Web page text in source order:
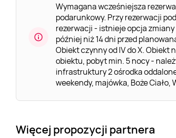
Wymagana wcześniejsza
podarunkowy. Przy rezerwacji
rezerwacji - istnieje opcja
później niż 14 dni przed
Obiekt czynny od IV do X. Obiekt
obiektu, pobyt min. 5 nocy -
infrastruktury 2 ośrodka
weekendy, majówka, Boże
Więcej propozycji partnera